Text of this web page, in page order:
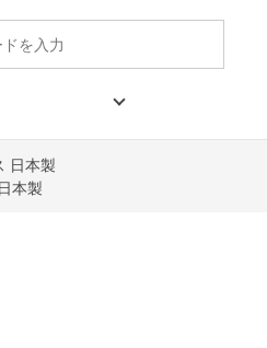
日本製
本製